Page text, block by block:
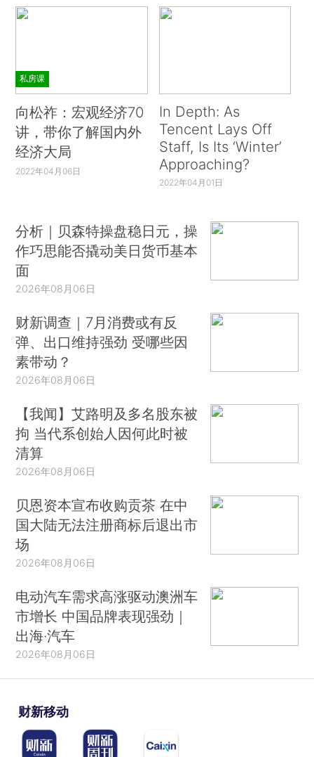
私房课
向松祚：宏观经济70
讲，带你了解国内外
经济大局
2022年04月06日
In Depth: As
Tencent Lays Off
Staff, Is Its ‘Winter’
Approaching?
2022年04月01日
分析｜贝森特操盘稳日元，操
作巧思能否撬动美日货币基本
面
2026年08月06日
财新调查｜7月消费或有反
弹、出口维持强劲 受哪些因
素带动？
2026年08月06日
【我闻】艾路明及多名股东被
拘 当代系创始人因何此时被
清算
2026年08月06日
贝恩资本宣布收购贡茶 在中
国大陆无法注册商标后退出市
场
2026年08月06日
电动汽车需求高涨驱动澳洲车
市增长 中国品牌表现强劲｜
出海·汽车
2026年08月06日
财新移动